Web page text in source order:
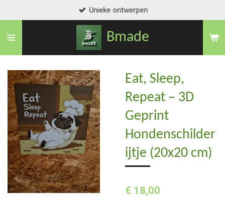
naar
Bmade
Unieke ontwerpen
Eat, Sleep,
Repeat – 3D
Geprint
Hondenschilder
ijtje (20x20 cm)
€ 18,00